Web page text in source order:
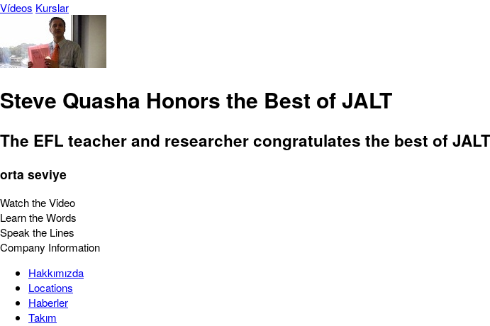
Vídeos Kurslar
Steve Quasha Honors the Best of JALT
The EFL teacher and researcher congratulates the best of
orta seviye
Watch the Video
Learn the Words
Speak the Lines
Company Information
Hakkımızda
Locations
Haberler
Takım